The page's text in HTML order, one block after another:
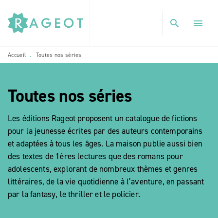
MENU RECHERCHE
PIED DE PAGE
search menu
Accueil • Toutes nos séries
Toutes nos séries
Les éditions Rageot proposent un catalogue de fictions
pour la jeunesse écrites par des auteurs contemporains
et adaptées à tous les âges. La maison publie aussi bien
des textes de 1ères lectures que des romans pour
adolescents, explorant de nombreux thèmes et genres
littéraires, de la vie quotidienne à l’aventure, en passant
par la fantasy, le thriller et le policier.